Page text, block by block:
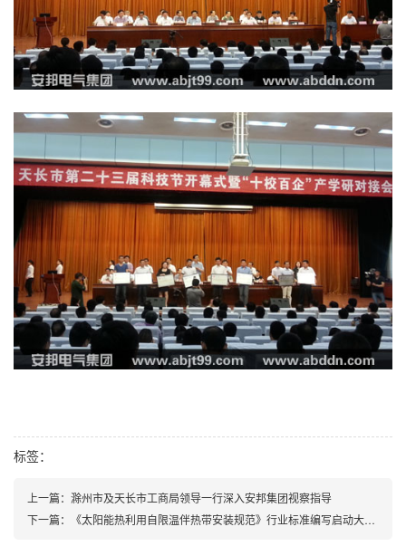
标签：
上一篇：滁州市及天长市工商局领导一行深入安邦集团视察指导
下一篇：《太阳能热利用自限温伴热带安装规范》行业标准编写启动大会顺利召开